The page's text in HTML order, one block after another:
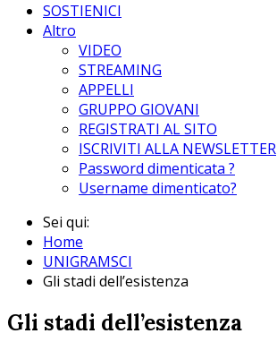
SOSTIENICI
Altro
VIDEO
STREAMING
APPELLI
GRUPPO GIOVANI
REGISTRATI AL SITO
ISCRIVITI ALLA NEWSLETTER
Password dimenticata ?
Username dimenticato?
Sei qui:
Home
UNIGRAMSCI
Gli stadi dell’esistenza
Gli stadi dell’esistenza